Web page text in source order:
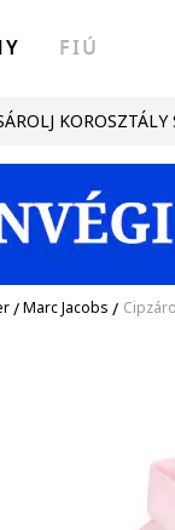
FIÚ
/Marc Jacobs /